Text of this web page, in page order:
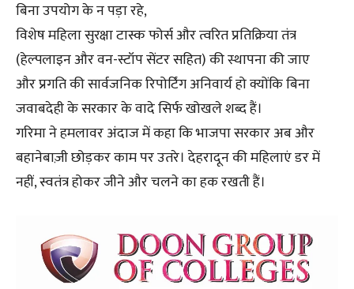
बिना उपयोग के न पड़ा रहे,
विशेष महिला सुरक्षा टास्क फोर्स और त्वरित प्रतिक्रिया तंत्र
(हेल्पलाइन और वन-स्टॉप सेंटर सहित) की स्थापना की जाए
और प्रगति की सार्वजनिक रिपोर्टिंग अनिवार्य हो क्योंकि बिना
जवाबदेही के सरकार के वादे सिर्फ खोखले शब्द हैं।
गरिमा ने हमलावर अंदाज में कहा कि भाजपा सरकार अब और
बहानेबाज़ी छोड़कर काम पर उतरे। देहरादून की महिलाएं डर में
नहीं, स्वतंत्र होकर जीने और चलने का हक रखती हैं।